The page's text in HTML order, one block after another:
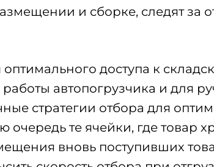
и сборке, следят за
доступа к
автопогрузчика и для
стратегии отбора для
те ячейки, где товар
вновь поступивших